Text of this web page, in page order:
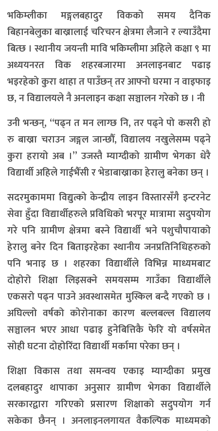
भकिम्लीका मङ्गलबहादुर विकको समय दैनिक
बिहानबेलुका बाख्रालाई चरिचरन क्षेत्रमा लैजाने र ल्याउँदैमा
बित्छ । स्थानीय जयन्ती मावि भकिम्लीमा अहिले कक्षा ९ मा
अध्ययनरत विक शहरबजारमा अनलाइनबाट पढाइ
भइरहेको कुरा थाहा त पाउँछन् तर आफ्नो घरमा न वाइफाइ
छ, न विद्यालयले नै अनलाइन कक्षा सञ्चालन गरेको छ । नी
उनी भन्छन्, “पढ्न त मन लाग्छ नि, तर पढ्ने पो कसरी हो
रु बाख्रा चराउन जङ्गल जान्छौँ, विद्यालय नखुलेसम्म पढ्ने
कुरा हरायो अब ।” उजस्तै म्याग्दीको ग्रामीण भेगका धेरै
विद्यार्थी अहिले गाईभैँसी र भेडाबाख्राका हेरालु बनेका छन् ।
सदरमुकाममा विद्युत्को केन्द्रीय लाइन विस्तारसँगै इन्टरनेट
सेवा हुँदा विद्यार्थीहरुले प्रविधिको भरपूर मात्रामा सदुपयोग
गरे पनि ग्रामीण क्षेत्रमा बस्ने विद्यार्थी भने पशुचौपायाको
हेरालु बनेर दिन बिताइरहेका स्थानीय जनप्रतिनिधिहरुको
पनि भनाइ छ । शहरका विद्यार्थीले विभिन्न माध्यमबाट
दोहोरो शिक्षा लिइसक्ने समयसम्म गाउँका विद्यार्थीले
एकसरो पढ्न पाउने अवस्थासमेत मुस्किल बन्दै गएको छ ।
अघिल्लो वर्षको कोरोनाका कारण बल्लबल्ल विद्यालय
सञ्चालन भएर आधा पढाइ हुनेबित्तिकै फेरि यो वर्षसमेत
सोही घटना दोहोरिँदा विद्यार्थी मर्कामा परेका छन् ।
शिक्षा विकास तथा समन्वय एकाइ म्याग्दीका प्रमुख
दलबहादुर थापाका अनुसार ग्रामीण भेगका विद्यार्थीले
सरकारद्वारा गरिएको प्रसारण शिक्षाको सदुपयोग गर्न
सकेका छैनन् । अनलाइनलगायत वैकल्पिक माध्यमको